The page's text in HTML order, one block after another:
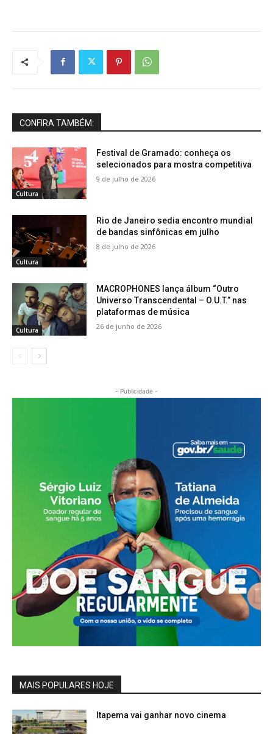
CONFIRA TAMBÉM:
Cultura
Festival de Gramado: conheça os
selecionados para mostra competitiva
9 de julho de 2026
Cultura
Rio de Janeiro sedia encontro mundial
de bandas sinfônicas em julho
8 de julho de 2026
Cultura
MACROPHONES lança álbum “Outro
Universo Transcendental – O.U.T.” nas
plataformas de música
26 de junho de 2026
- Publicidade -
MAIS POPULARES HOJE
Itapema vai ganhar novo cinema